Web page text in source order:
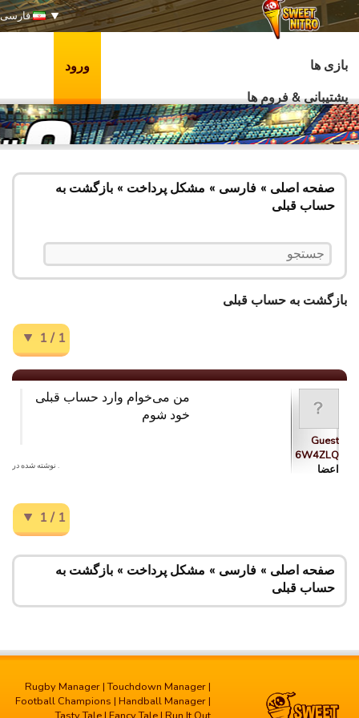
فارسی
بازی ها
پشتیبانی & فروم ها
ورود
صفحه اصلی فارسی مشکل پرداخت
بازگشت به
حساب قبلی
بازگشت به حساب قبلی
1 / 1
Guest
6W4ZLQ
اعضا
من می‌خوام وارد حساب قبلی
خود شوم
. نوشته شده در
1 / 1
صفحه اصلی فارسی مشکل پرداخت
بازگشت به
حساب قبلی
Rugby Manager |Touchdown Manager |
Football Champions | Handball Manager |